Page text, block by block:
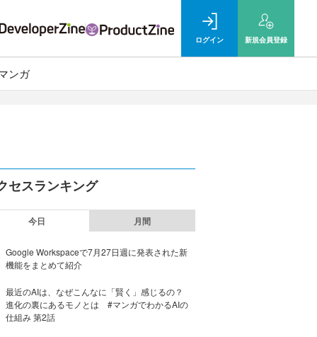
ログイン 新規会員登録
ンガ
セスランキング
今日 月間
Google Workspaceで7月27日週に発表された新
機能をまとめて紹介
最近のAIは、なぜこんなに「賢く」感じるの？
進化の裏にあるモノとは #マンガでわかるAIの
仕組み 第2話